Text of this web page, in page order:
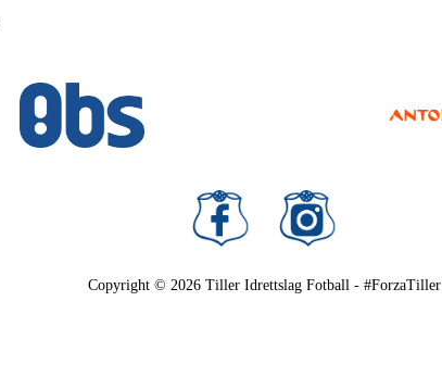
Copyright © 2026 Tiller Idrettslag Fotball - #ForzaTiller